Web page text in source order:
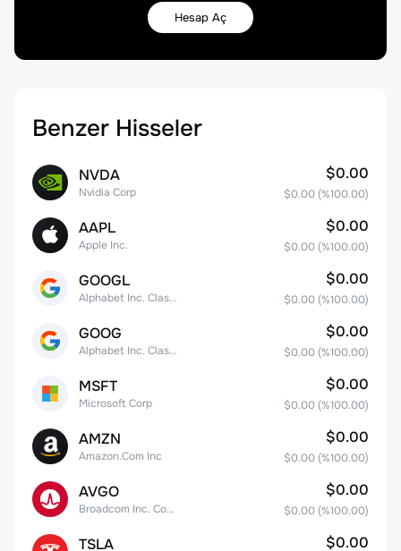
Hesap Aç
Benzer Hisseler
NVDA
Nvidia Corp
$0.00
$0.00 (%100.00)
AAPL
Apple Inc.
$0.00
$0.00 (%100.00)
GOOGL
Alphabet Inc. Class A Common Stock
$0.00
$0.00 (%100.00)
GOOG
Alphabet Inc. Class C Capital Stock
$0.00
$0.00 (%100.00)
MSFT
Microsoft Corp
$0.00
$0.00 (%100.00)
AMZN
Amazon.Com Inc
$0.00
$0.00 (%100.00)
AVGO
Broadcom Inc. Common Stock
$0.00
$0.00 (%100.00)
TSLA $0.00